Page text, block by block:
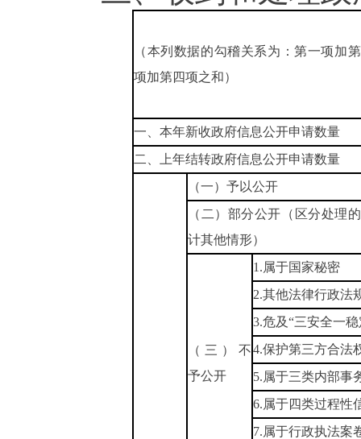
（本列数据的勾稽关系为：第一项加
项加第四项之和）
一、本年新收政府信息公开申请数量
二、上年结转政府信息公开申请数量
（一）予以公开
（二）部分公开（区分处理
计其他情形）
（三）不
予公开
1.属于国家秘密
2.其他法律行政法
3.危及“三安全一稳
4.保护第三方合法
5.属于三类内部事
6.属于四类过程性
7.属于行政执法案